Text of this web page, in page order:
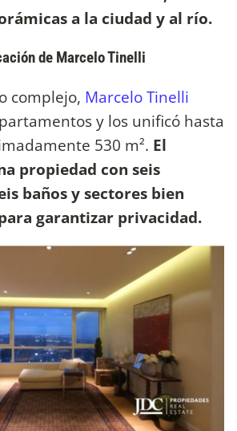
a la ciudad y al río.
de Marcelo Tinelli
complejo, Marcelo Tinelli
y los unificó hasta
530 m². El
propiedad con seis
baños y sectores bien
garantizar privacidad.